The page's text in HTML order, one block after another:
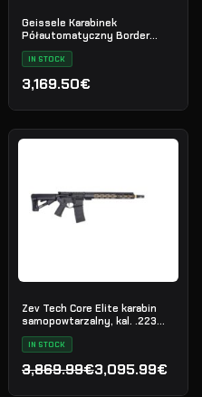
Geissele Karabinek
Półautomatyczny Border
Patrol 16" 5.56MM - Black
IN STOCK
3,169.50€
3,949.99€.
Zev Tech Core Elite karabin
samopowtarzalny, kal. .223
Rem
IN STOCK
3,869.99€
Pierwotna cena
3,095.99€
Aktualna cena wynosi: